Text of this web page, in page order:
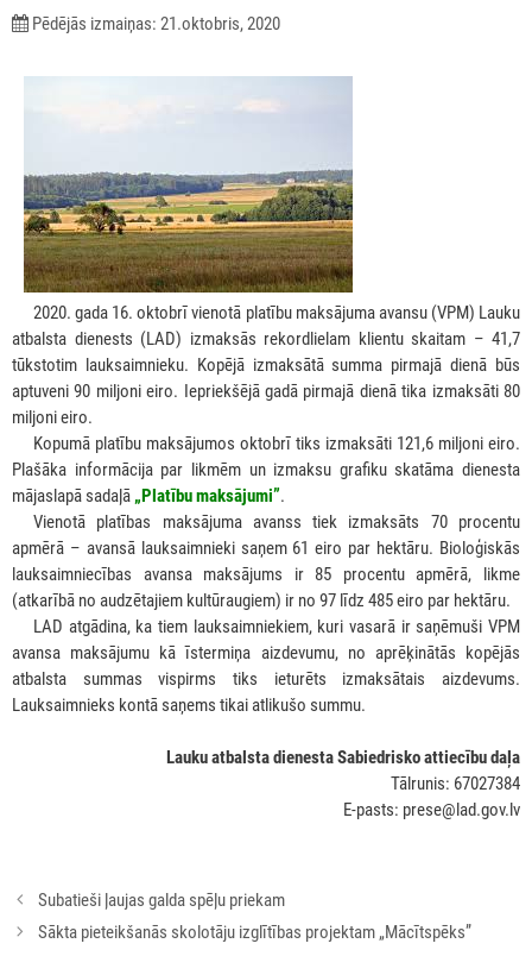
Pēdējās izmaiņas: 21.oktobris, 2020
2020. gada 16. oktobrī vienotā platību maksājuma avansu (VPM) Lauku
atbalsta dienests (LAD) izmaksās rekordlielam klientu skaitam – 41,7
tūkstotim lauksaimnieku. Kopējā izmaksātā summa pirmajā dienā būs
aptuveni 90 miljoni eiro. Iepriekšējā gadā pirmajā dienā tika izmaksāti 80
miljoni eiro.
Kopumā platību maksājumos oktobrī tiks izmaksāti 121,6 miljoni eiro.
Plašāka informācija par likmēm un izmaksu grafiku skatāma dienesta
mājaslapā sadaļā „Platību maksājumi”.
Vienotā platības maksājuma avanss tiek izmaksāts 70 procentu
apmērā – avansā lauksaimnieki saņem 61 eiro par hektāru. Bioloģiskās
lauksaimniecības avansa maksājums ir 85 procentu apmērā, likme
(atkarībā no audzētajiem kultūraugiem) ir no 97 līdz 485 eiro par hektāru.
LAD atgādina, ka tiem lauksaimniekiem, kuri vasarā ir saņēmuši VPM
avansa maksājumu kā īstermiņa aizdevumu, no aprēķinātās kopējās
atbalsta summas vispirms tiks ieturēts izmaksātais aizdevums.
Lauksaimnieks kontā saņems tikai atlikušo summu.
Lauku atbalsta dienesta Sabiedrisko attiecību daļa
Tālrunis: 67027384
E-pasts: prese@lad.gov.lv
Rakstu
navigācija
Subatieši ļaujas galda spēļu priekam
Sākta pieteikšanās skolotāju izglītības projektam „Mācītspēks”